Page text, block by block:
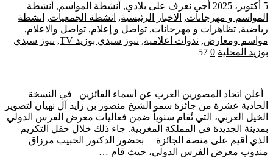
5 أكتوبر، 2025 أجي نعرف على بلادي, أنشطة المواسم, أنشطة
المواسم و مهرجانات, الاخبار الرئيسية, انشطة الجمعيات, انشطة
رياضية, تظاهرات و مهرجانات, تواصل و إعلام, تواصل والاعلام,
مواسم ومعارض, ندوات اعلامية, نيوز سيدي بوزيد TV , نيوز سيدي
بوزيد المحلية 0
57
‎أعلن اتحاد المصورين العرب عن أسماء الفائزين ‎في النسخة
الحادية عشرة من جائزة سمو الشيخ منصور بن زايد آل نهيان لتصوير
الخيل العربي، التي تُقام سنوياً ضمن فعاليات معرض الفرس الدولي
بمدينة الجديدة في المملكة المغربية. ‎جاء ذلك خلال حفل التكريم
الذي أقيم على منصة الجائزة بحضور الدكتور الحبيب مرزاق
مندوب معرض الفرس الدولي، حيث قام …